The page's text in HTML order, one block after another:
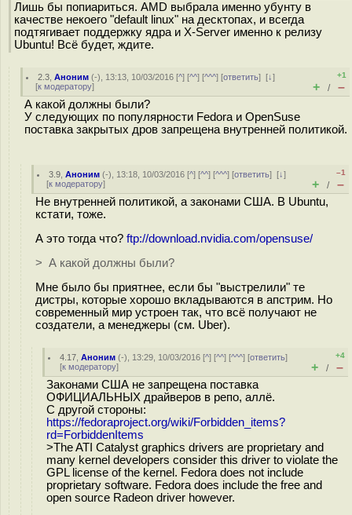
Лишь бы попиариться. AMD выбрала именно убунту в
качестве некоего "default linux" на десктопах, и всегда
подтягивает поддержку ядра и X-Server именно к релизу
Ubuntu! Всё будет, ждите.
2.3 ,Аноним (-), 13:13, 10/03/2016 [^] [^^] [^^^] [ответить][↓]
[к модератору]
+1
+ / –
А какой должны были?
У следующих по популярности Fedora и OpenSuse
поставка закрытых дров запрещена внутренней политикой.
3.9 ,Аноним (-), 13:18, 10/03/2016 [^] [^^] [^^^] [ответить][↓]
[к модератору]
–1
+ / –
Не внутренней политикой, а законами США. В Ubuntu,
кстати, тоже.
А это тогда что? ftp://download.nvidia.com/opensuse/
> А какой должны были?
Мне было бы приятнее, если бы "выстрелили" те
дистры, которые хорошо вкладываются в апстрим. Но
современный мир устроен так, что всё получают не
создатели, а менеджеры (см. Uber).
4.17 ,Аноним (-), 13:29, 10/03/2016 [^] [^^] [^^^] [ответить]
[к модератору]
+4
+ / –
Законами США не запрещена поставка
ОФИЦИАЛЬНЫХ драйверов в репо, аллё.
С другой стороны:
https://fedoraproject.org/wiki/Forbidden_items?
rd=ForbiddenItems
>The ATI Catalyst graphics drivers are proprietary and
many kernel developers consider this driver to violate the
GPL license of the kernel. Fedora does not include
proprietary software. Fedora does include the free and
open source Radeon driver however.